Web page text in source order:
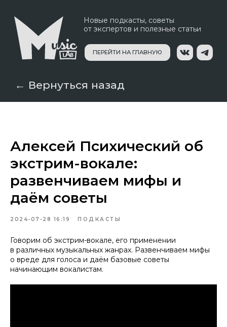
← Вернуться назад
от экспертов и полезные статьи
Алексей Психический об
экстрим-вокале:
развенчиваем мифы и
даём советы
2024-07-28 16:19 ПОДКАСТЫ
Говорим об экстрим-вокале, его применении
в различных музыкальных жанрах. Развенчиваем мифы
о вреде для голоса и даём базовые советы
начинающим вокалистам.